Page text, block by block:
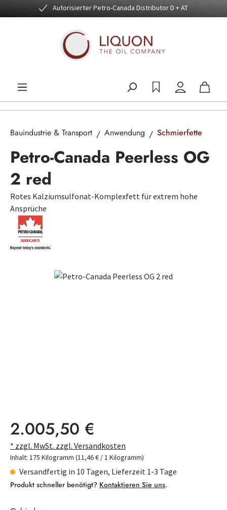
Zum Hauptinhalt springenAutorisierter Petro-Canada Distributor D + AT
Bauindustrie & Transport Anwendung Schmierfette
Petro-Canada Peerless OG
2 red
Rotes Kalziumsulfonat-Komplexfett für extrem hohe
Ansprüche
Bildergalerie überspringen
Regulärer Preis:
2.005,50 €
* zzgl. MwSt. zzgl. Versandkosten
Inhalt: 175 Kilogramm (11,46 € / 1 Kilogramm)
Versandfertig in 10 Tagen, Lieferzeit 1-3 Tage
Produkt schneller benötigt? Kontaktieren Sie uns.